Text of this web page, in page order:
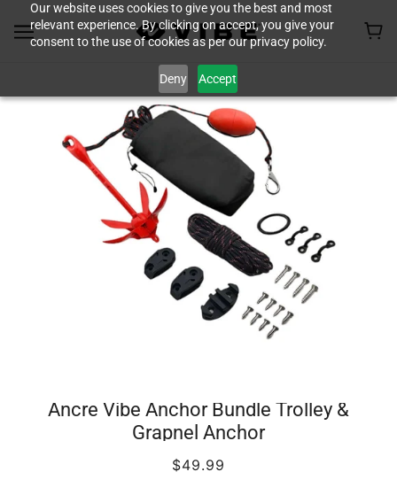
Our website uses cookies to give you the best and most
relevant experience. By clicking on accept, you give your
consent to the use of cookies as per our privacy policy.
Deny Accept
Ancre Vibe Anchor Bundle Trolley &
Grapnel Anchor
$49.99